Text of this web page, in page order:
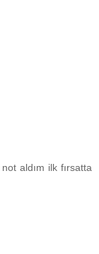
aldım ilk fırsatta